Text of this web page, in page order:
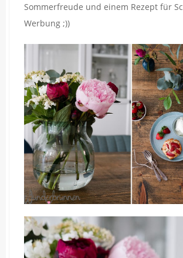
Sommerfreude und einem Rezept für
Werbung ;))